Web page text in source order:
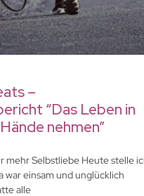
–
“Das Leben in
nehmen”
mehr Selbstliebe Heute stelle
war einsam und unglücklich
alle